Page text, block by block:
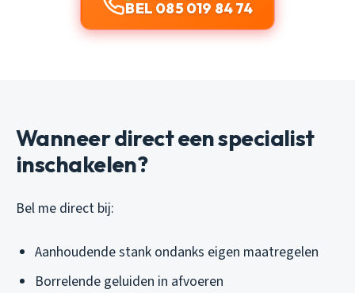
BEL 085 019 84 74
Wanneer direct een specialist
inschakelen?
Bel me direct bij:
Aanhoudende stank ondanks eigen maatregelen
Borrelende geluiden in afvoeren